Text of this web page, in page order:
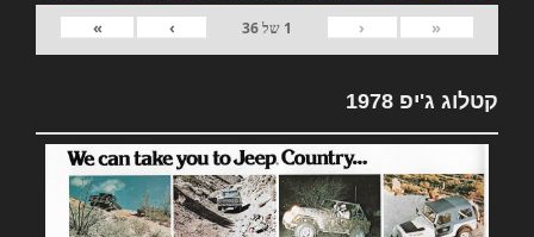
«
‹
1 של36
›
»
קטלוג ג'יפ 1978